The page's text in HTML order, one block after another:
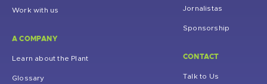
Work with us
A COMPANY
Learn about the Plant
Glossary
Jornalistas
Sponsorship
CONTACT
Talk to Us